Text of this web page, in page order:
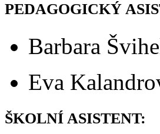
PEDAGOGICKÝ
Barbara
Eva
ŠKOLNÍ ASISTENT: